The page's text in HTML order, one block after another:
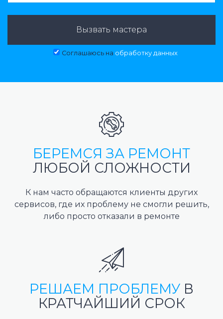
Вызвать мастера
Соглашаюсь на обработку данных
БЕРЕМСЯ ЗА РЕМОНТ
ЛЮБОЙ СЛОЖНОСТИ
К нам часто обращаются клиенты других
сервисов, где их проблему не смогли решить,
либо просто отказали в ремонте
РЕШАЕМ ПРОБЛЕМУ В
КРАТЧАЙШИЙ СРОК